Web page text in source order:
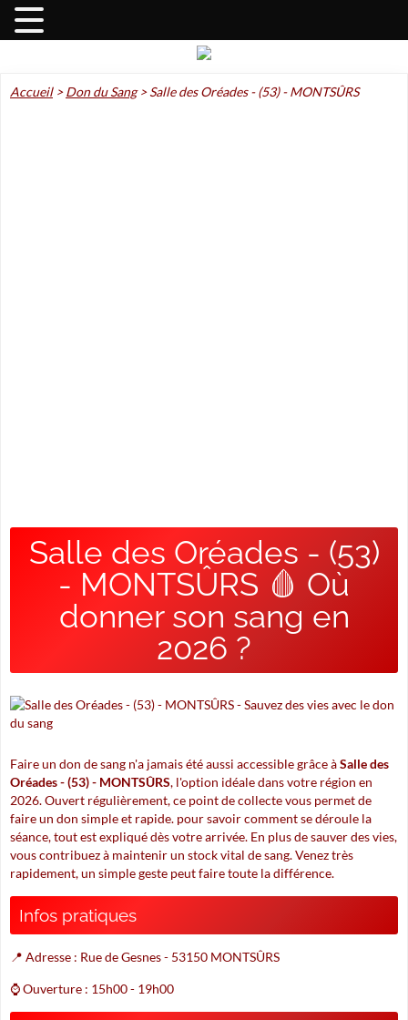
Accueil>Don du Sang>Salle des Oréades - (53) - MONTSÛRS
Salle des Oréades - (53)
- MONTSÛRS 🩸 Où
donner son sang en
2026 ?
Faire un don de sang n'a jamais été aussi accessible grâce àSalle des
Oréades - (53) - MONTSÛRS, l'option idéale dans votre région en
2026. Ouvert régulièrement, ce point de collecte vous permet de
faire un don simple et rapide. pour savoir comment se déroule la
séance, tout est expliqué dès votre arrivée. En plus de sauver des vies,
vous contribuez à maintenir un stock vital de sang. Venez très
rapidement, un simple geste peut faire toute la différence.
Infos pratiques
📍 Adresse : Rue de Gesnes - 53150 MONTSÛRS
⌚ Ouverture : 15h00 - 19h00